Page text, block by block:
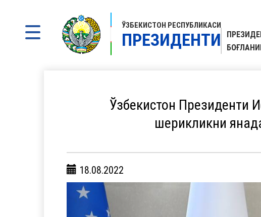
ЎЗБЕКИСТОН РЕСПУБЛИКАСИ
ПРЕЗИДЕНТИ
Ўзбекистон Президенти
шерикликни
18.08.2022